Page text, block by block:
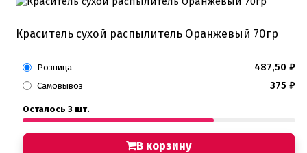
Краситель сухой распылитель Оранжевый 70гр
Розница 487,50 ₽
Самовывоз 375 ₽
Осталось 3 шт.
В корзину